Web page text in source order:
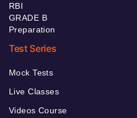
RBI
GRADE B
Preparation
Test Series
Mock Tests
Live Classes
Videos Course